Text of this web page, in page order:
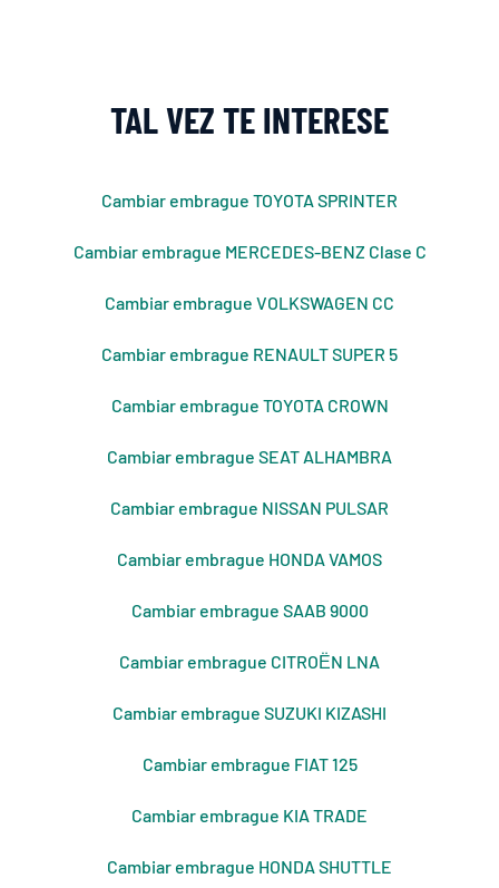
TAL VEZ TE INTERESE
Cambiar embrague TOYOTA SPRINTER
Cambiar embrague MERCEDES-BENZ Clase C
Cambiar embrague VOLKSWAGEN CC
Cambiar embrague RENAULT SUPER 5
Cambiar embrague TOYOTA CROWN
Cambiar embrague SEAT ALHAMBRA
Cambiar embrague NISSAN PULSAR
Cambiar embrague HONDA VAMOS
Cambiar embrague SAAB 9000
Cambiar embrague CITROЁN LNA
Cambiar embrague SUZUKI KIZASHI
Cambiar embrague FIAT 125
Cambiar embrague KIA TRADE
Cambiar embrague HONDA SHUTTLE